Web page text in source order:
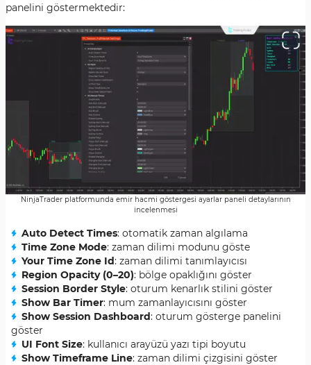
panelini göstermektedir:
NinjaTrader platformunda emir hacmi göstergesi ayarlar paneli detaylarının
incelenmesi
Auto Detect Times: otomatik zaman algılama
Time Zone Mode: zaman dilimi modunu göste
Your Time Zone Id: zaman dilimi tanımlayıcısı
Region Opacity (0–20): bölge opaklığını göster
Session Border Style: oturum kenarlık stilini göster
Show Bar Timer: mum zamanlayıcısını göster
Show Session Dashboard: oturum gösterge panelini
göster
UI Font Size: kullanıcı arayüzü yazı tipi boyutu
Show Timeframe Line: zaman dilimi çizgisini göster